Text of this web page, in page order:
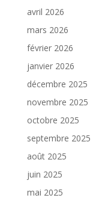
avril 2026
mars 2026
février 2026
janvier 2026
décembre 2025
novembre 2025
octobre 2025
septembre 2025
août 2025
juin 2025
mai 2025